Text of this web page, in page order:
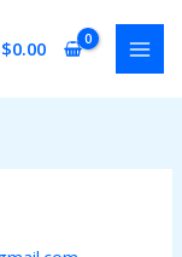
$0.00